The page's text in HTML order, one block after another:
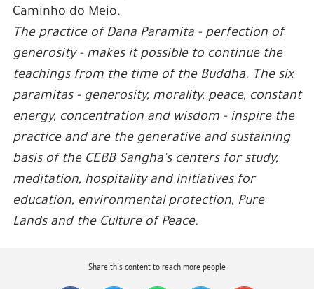
Caminho do Meio.
The practice of Dana Paramita - perfection of
generosity - makes it possible to continue the
teachings from the time of the Buddha. The six
paramitas - generosity, morality, peace, constant
energy, concentration and wisdom - inspire the
practice and are the generative and sustaining
basis of the CEBB Sangha's centers for study,
meditation, hospitality and initiatives for
education, environmental protection, Pure
Lands and the Culture of Peace.
Share this content to reach more people